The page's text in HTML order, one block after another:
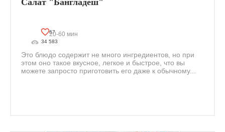
Салат "Бангладеш"
67
20-60 мин
34 583
Это блюдо содержит не много ингредиентов, но при
этом оно такое вкусное, легкое и быстрое, что вы
можете запросто приготовить его даже к обычному...